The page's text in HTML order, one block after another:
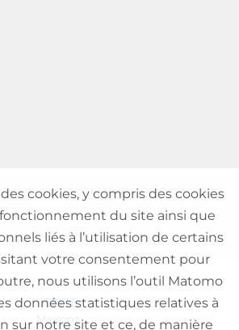
VENTE
Maisons
cookies, y compris des cookies
fonctionnement du site ainsi que
liés à l’utilisation de certains
votre consentement pour
nous utilisons l’outil Matomo
données statistiques relatives à
sur notre site et ce, de manière